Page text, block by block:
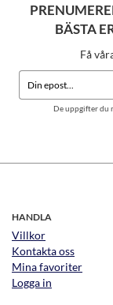
BÄSTA
Få
De uppgifter du
HANDLA
Villkor
Kontakta oss
Mina favoriter
Logga in